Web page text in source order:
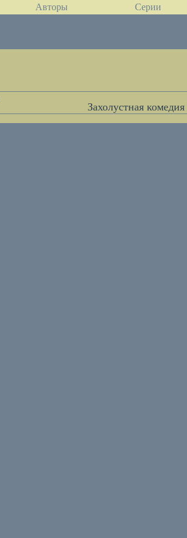
Авторы Серии
Захолустная комедия